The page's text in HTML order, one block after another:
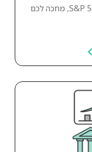
המדריך המלא לאיך להשקיע ב- S&P 500, מחכה לכם